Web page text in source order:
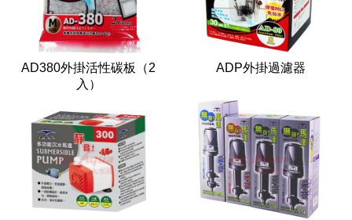
AD380外掛活性碳板（2
入）
ADP外掛過濾器